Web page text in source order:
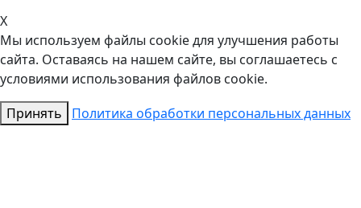
X
Мы используем файлы cookie для улучшения работы
сайта. Оставаясь на нашем сайте, вы соглашаетесь с
условиями использования файлов cookie.
Принять
Политика обработки персональных данных